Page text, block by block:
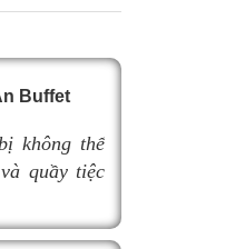
Buffet
không thể
quầy tiệc
thời gian